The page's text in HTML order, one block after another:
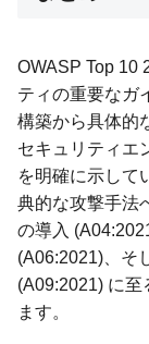
OWASP Top 10
ティの重要なガ
構築から具体的
セキュリティエ
を明確に示して
典的な攻撃手法
の導入
(A06:2021)、そ
(A09:2021) に
ます。